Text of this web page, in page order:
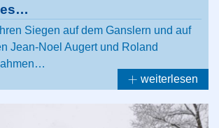
Siegen auf dem Ganslern und auf
Jean-Noel Augert und Roland
weiterlesen